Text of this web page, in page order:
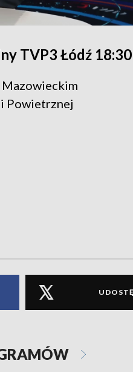
TVP3 Łódź 18:30
Mazowieckim
Powietrznej